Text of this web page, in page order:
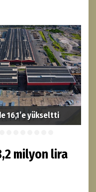
16,1’e yükseltti
milyon lira